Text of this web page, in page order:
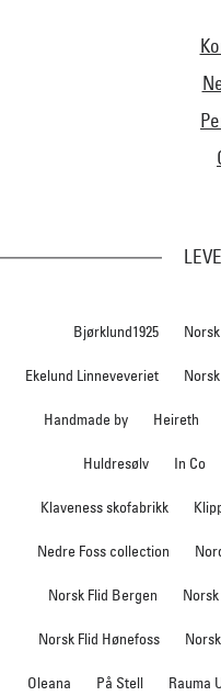
Bjørklund1925
Ekelund Linneveveriet
Handmade by Heireth
Huldresølv In Co
Klaveness skofabrikk
Nedre Foss collection
Norsk Flid Bergen
Norsk Flid Hønefoss
Oleana På Stell Rauma